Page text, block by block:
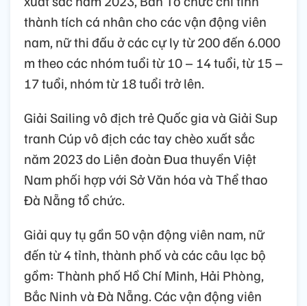
thành tích cá nhân cho các vận động viên
nam, nữ thi đấu ở các cự ly từ 200 đến 6.000
m theo các nhóm tuổi từ 10 – 14 tuổi, từ 15 –
17 tuổi, nhóm từ 18 tuổi trở lên.
Giải Sailing vô địch trẻ Quốc gia và Giải Sup
tranh Cúp vô địch các tay chèo xuất sắc
năm 2023 do Liên đoàn Đua thuyền Việt
Nam phối hợp với Sở Văn hóa và Thể thao
Đà Nẵng tổ chức.
Giải quy tụ gần 50 vận động viên nam, nữ
đến từ 4 tỉnh, thành phố và các câu lạc bộ
gồm: Thành phố Hồ Chí Minh, Hải Phòng,
Bắc Ninh và Đà Nẵng. Các vận động viên